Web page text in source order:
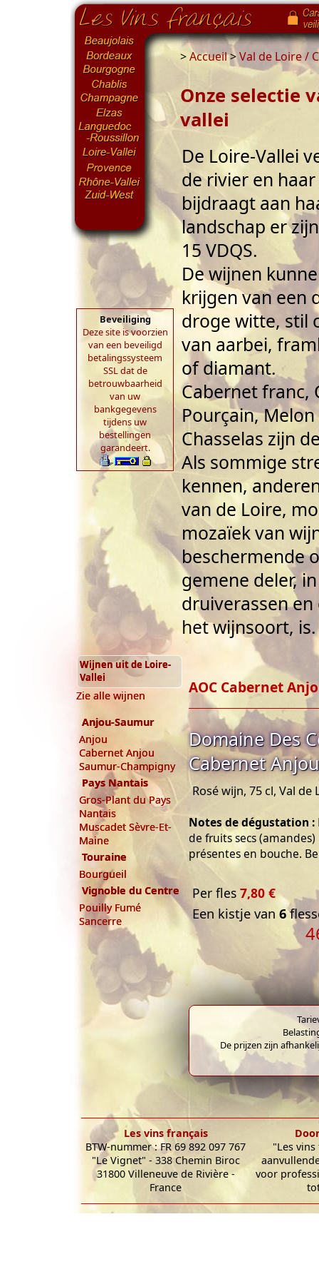
Beveiliging
Deze site is voorzien
van een beveiligd
betalingssysteem
SSL dat de
betrouwbaarheid
van uw
bankgegevens
tijdens uw
bestellingen
garandeert.
>Accueil>Val de Loire /
Onze selectie
vallei
De Loire-Vallei
de rivier en
bijdraagt aan
landschap er
15 VDQS.
De wijnen
krijgen van een
droge witte, stil
van aarbei,
of diamant.
Cabernet franc,
Pourçain,
Chasselas zijn
Als sommige
kennen,
van de Loire,
mozaïek van
beschermende
gemene deler,
druiverassen
het wijnsoort, is.
Wijnen uit de Loire-
Vallei
Zie alle wijnen
Anjou-Saumur
Anjou
Cabernet Anjou
Saumur-Champigny
Pays Nantais
Gros-Plant du Pays
Nantais
Muscadet Sèvre-Et-
Maine
Touraine
Bourgueil
Vignoble du Centre
Pouilly Fumé
Sancerre
AOC Cabernet
Domaine Des
Cabernet
Rosé wijn, 75 cl, Val de
Notes de dégustation :
de fruits secs
présentes en bouche.
Per fles 7,80 €
Een kistje van 6
De prijzen zijn
Les vins français
BTW-nummer : FR 69 892 097 767
"Le Vignet" - 338 Chemin Biroc
31800 Villeneuve de Rivière -
France
"Les
voor